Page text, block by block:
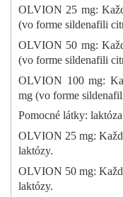
OLVION 25 mg:
(vo forme sildenafili
OLVION 50 mg:
(vo forme sildenafili
OLVION 100 mg:
mg (vo forme
Pomocné látky: laktóza
OLVION 25 mg:
laktózy.
OLVION 50 mg:
laktózy.